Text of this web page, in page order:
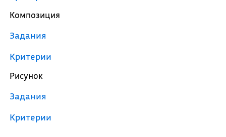
Композиция
Задания
Критерии
Рисунок
Задания
Критерии